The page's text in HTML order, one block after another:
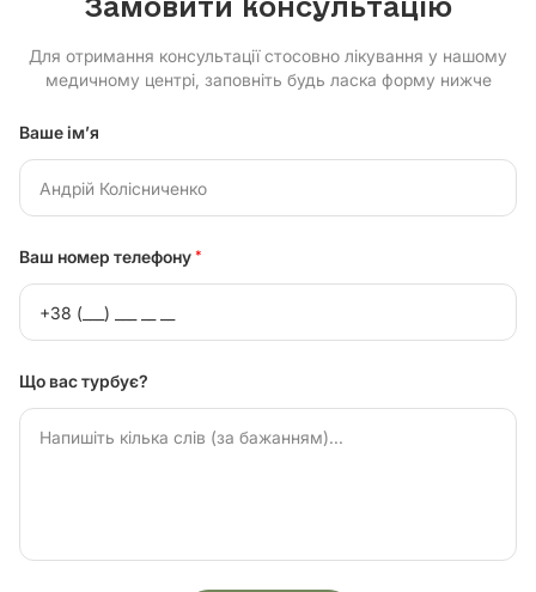
Замовити консультацію
Для отримання консультації стосовно лікування у нашому
медичному центрі, заповніть будь ласка форму нижче
Ваше ім’я
Ваш номер телефону *
Що вас турбує?